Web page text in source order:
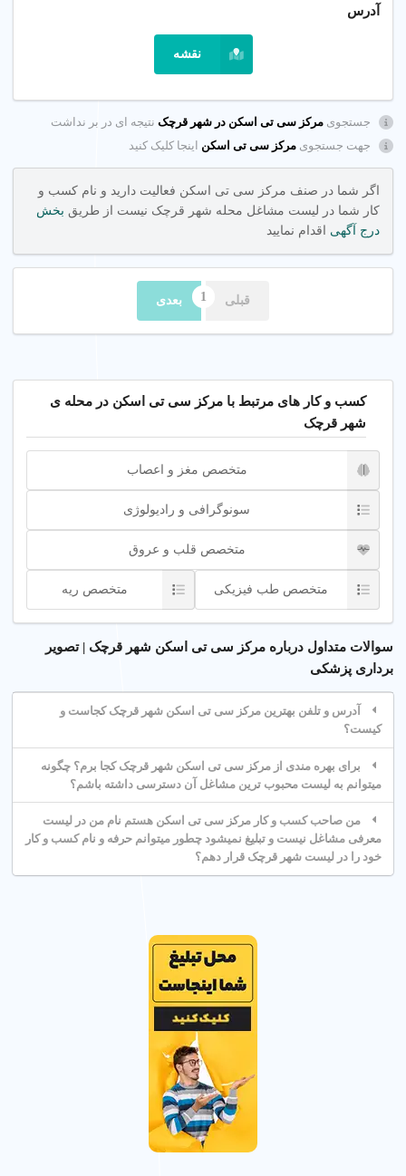
پزشکی است که با استفاده از اشعه ایکس تصاویر دقیقی از
اندامهای داخلی بدن مانند ریه، مغز، ستون فقرات و کلیه‌ها ارائه
چند اسلایسی برای تشخیص بیماریهایی مانند سنگ کلیه، سرطان و
آسیبهای ترومایی استفاده میکنند.
سی تی اسکن برای تشخیص بیماریهای ریوی، مغزی، ستون فقرات
و سنگ کلیه و همچنین بررسی آسیبهای ناشی از تصادفات استفاده
میشود.
: شناسایی بیماریهای پیچیده با دستگاههای چند
اسلایسی.
کودکان در شهر قرچک تهران.
کیفیت بالا: مراکز مجهز با متخصصین رادیولوژی در شهر
قرچک تهران.
چگونه بهترین مرکز سی تی اسکن در شهر قرچک تهران پیدا
کنیم؟
نظرات بیماران، تجهیزات پیشرفته و خدمات شبانه روزی توجه کنید.
میکند.
نکات انتخاب مرکز
مراکز با دستگاههای چند اسلایسی، متخصصین با تجربه و خدمات
چگونه انتخاب کنیم؟
نظرات بیماران : بررسی امتیازات در پلتفرم شهر اینترنتی.
تجهیزات پیشرفته : انتخاب مراکز با دستگاههای سی تی اسکن
چند اسلایسی.
موقعیت مکانی: مرکز سی تی اسکن نزدیک من در شهر
قرچک تهران.
سنگ کلیه)، دستگاه مورد استفاده و پوشش بیمه بستگی دارد. برای
تخمین دقیق، از مشاوره رایگان مراکز استفاده کنید.
نوع اسکن، تعداد اسلایسهای دستگاه و امکانات مرکز بر هزینه تأثیر
: بسیاری از مراکز در شهر قرچک تهران بیمه
آدرس
نقشه
جستجوی مرکز سی تی اسکن در شهر قرچکنتیجه ای در بر نداشت
جهت جستجوی مرکز سی تی اسکن اینجا کلیک کنید
اگر شما در صنف مرکز سی تی اسکن فعالیت دارید و نام کسب و
کار شما در لیست مشاغل محله شهر قرچک نیست از طریق بخش
درج آگهی اقدام نمایید
قبلی بعدی
کسب و کار های مرتبط با مرکز سی تی اسکن در محله ی
شهر قرچک
متخصص مغز و اعصاب
سونوگرافی و رادیولوژی
متخصص قلب و عروق
متخصص طب فیزیکی متخصص ریه
سوالات متداول درباره مرکز سی تی اسکن شهر قرچک | تصویر
برداری پزشکی
آدرس و تلفن بهترین مرکز سی تی اسکن شهر قرچک کجاست و
کیست؟
برای بهره مندی از مرکز سی تی اسکن شهر قرچک کجا برم؟ چگونه
میتوانم به لیست محبوب ترین مشاغل آن دسترسی داشته باشم؟
من صاحب کسب و کار مرکز سی تی اسکن هستم نام من در لیست
معرفی مشاغل نیست و تبلیغ نمیشود چطور میتوانم حرفه و نام کسب و کار
خود را در لیست شهر قرچک قرار دهم؟